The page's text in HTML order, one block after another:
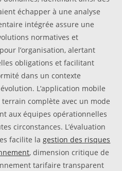
échapper à une analyse
intégrée assure une
normatives et
l’organisation, alertant
obligations et facilitant
dans un contexte
L’application mobile
complète avec un mode
aux équipes opérationnelles
circonstances. L’évaluation
facilite lagestion des risques
, dimension critique de
tarifaire transparent